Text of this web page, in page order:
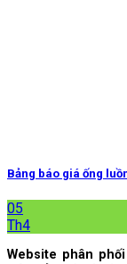
Bảng báo giá ống
05
Th4
Website phân